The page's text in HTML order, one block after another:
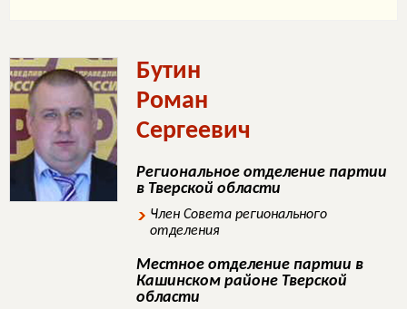
Бутин
Роман
Сергеевич
Региональное отделение партии
в Тверской области
Член Совета регионального
отделения
Местное отделение партии в
Кашинском районе Тверской
области